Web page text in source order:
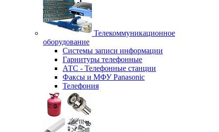
Телекоммуникационное
оборудование
Системы записи информации
Гарнитуры телефонные
АТС - Телефонные станции
Факсы и МФУ Panasonic
Телефония